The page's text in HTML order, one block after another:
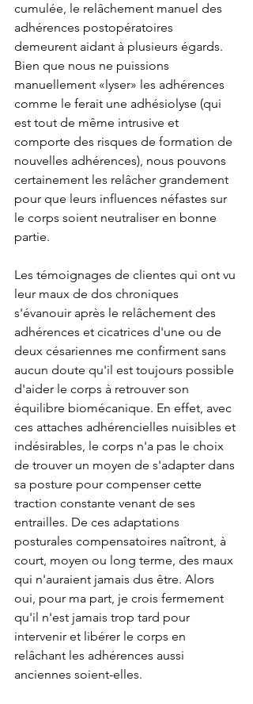
cumulée, le relâchement manuel des
adhérences postopératoires
demeurent aidant à plusieurs égards.
Bien que nous ne puissions
manuellement «lyser» les adhérences
comme le ferait une adhésiolyse (qui
est tout de même intrusive et
comporte des risques de formation de
nouvelles adhérences), nous pouvons
certainement les relâcher grandement
pour que leurs influences néfastes sur
le corps soient neutraliser en bonne
partie.
Les témoignages de clientes qui ont vu
leur maux de dos chroniques
s'évanouir après le relâchement des
adhérences et cicatrices d'une ou de
deux césariennes me confirment sans
aucun doute qu'il est toujours possible
d'aider le corps à retrouver son
équilibre biomécanique. En effet, avec
ces attaches adhérencielles nuisibles et
indésirables, le corps n'a pas le choix
de trouver un moyen de s'adapter dans
sa posture pour compenser cette
traction constante venant de ses
entrailles. De ces adaptations
posturales compensatoires naîtront, à
court, moyen ou long terme, des maux
qui n'auraient jamais dus être. Alors
oui, pour ma part, je crois fermement
qu'il n'est jamais trop tard pour
intervenir et libérer le corps en
relâchant les adhérences aussi
anciennes soient-elles.